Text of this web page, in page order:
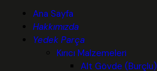
Ana Sayfa
Hakkımızda
Yedek Parça
Kırıcı Malzemeleri
Alt Gövde (Burçlu)